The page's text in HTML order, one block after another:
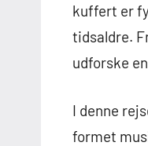
kuffert er
tidsaldre.
udforske
I denne
formet